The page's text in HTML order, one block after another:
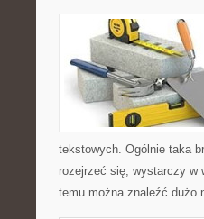
tekstowych. Ogólnie taka
rozejrzeć się, wystarczy w
temu można znaleźć dużo